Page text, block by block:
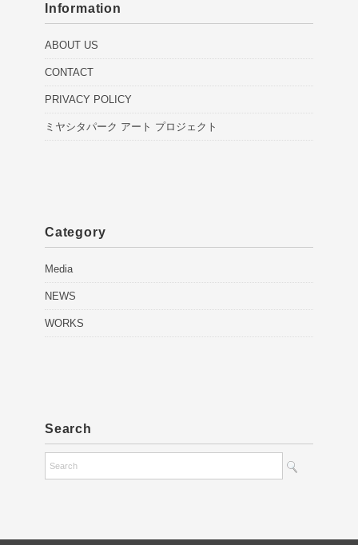
Information
ABOUT US
CONTACT
PRIVACY POLICY
ミヤシタパーク アート プロジェクト
Category
Media
NEWS
WORKS
Search